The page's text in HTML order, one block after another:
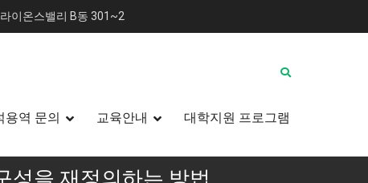
이온스밸리 B동 301~2
용역 문의 교육안내 대학지원 프로그램
성을 재정의하는 방법